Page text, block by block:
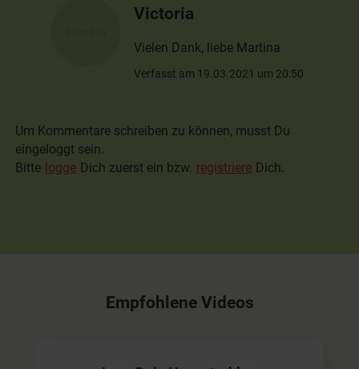
Victoria
Vielen Dank, liebe Martina
Verfasst am 19.03.2021 um 20:50
Um Kommentare schreiben zu können, musst Du
eingeloggt sein.
Bitte logge Dich zuerst ein bzw. registriere Dich.
Empfohlene Videos